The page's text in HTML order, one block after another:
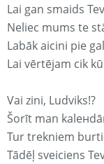
Lai gan smaids
Neliec mums te
Labāk aicini pie
Lai vērtējam cik
Vai zini, Ludviks!?
Šorīt man
Tur trekniem
Tādēļ sveiciens